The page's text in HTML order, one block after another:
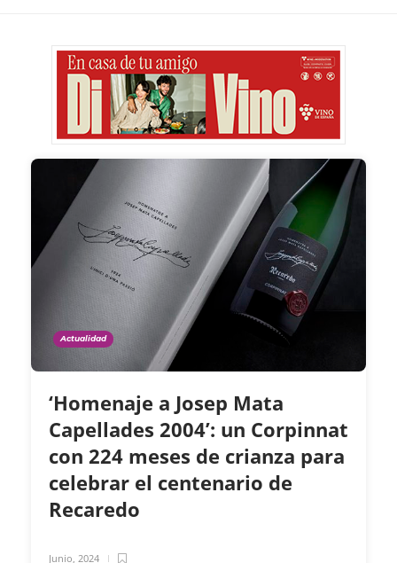
Actualidad
‘Homenaje a Josep Mata
Capellades 2004’: un Corpinnat
con 224 meses de crianza para
celebrar el centenario de
Recaredo
Junio, 2024